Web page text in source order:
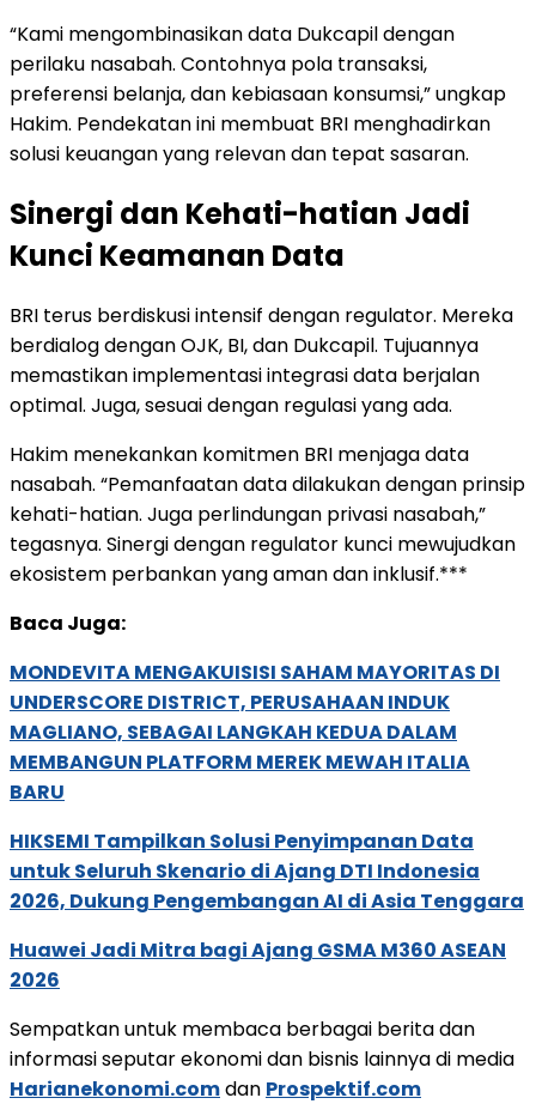
“Kami mengombinasikan data Dukcapil dengan
perilaku nasabah. Contohnya pola transaksi,
preferensi belanja, dan kebiasaan konsumsi,” ungkap
Hakim. Pendekatan ini membuat BRI menghadirkan
solusi keuangan yang relevan dan tepat sasaran.
Sinergi dan Kehati-hatian Jadi
Kunci Keamanan Data
BRI terus berdiskusi intensif dengan regulator. Mereka
berdialog dengan OJK, BI, dan Dukcapil. Tujuannya
memastikan implementasi integrasi data berjalan
optimal. Juga, sesuai dengan regulasi yang ada.
Hakim menekankan komitmen BRI menjaga data
nasabah. “Pemanfaatan data dilakukan dengan prinsip
kehati-hatian. Juga perlindungan privasi nasabah,”
tegasnya. Sinergi dengan regulator kunci mewujudkan
ekosistem perbankan yang aman dan inklusif.***
Baca Juga:
MONDEVITA MENGAKUISISI SAHAM MAYORITAS DI
UNDERSCORE DISTRICT, PERUSAHAAN INDUK
MAGLIANO, SEBAGAI LANGKAH KEDUA DALAM
MEMBANGUN PLATFORM MEREK MEWAH ITALIA
BARU
HIKSEMI Tampilkan Solusi Penyimpanan Data
untuk Seluruh Skenario di Ajang DTI Indonesia
2026, Dukung Pengembangan AI di Asia Tenggara
Huawei Jadi Mitra bagi Ajang GSMA M360 ASEAN
2026
Sempatkan untuk membaca berbagai berita dan
informasi seputar ekonomi dan bisnis lainnya di media
Harianekonomi.comdan Prospektif.com